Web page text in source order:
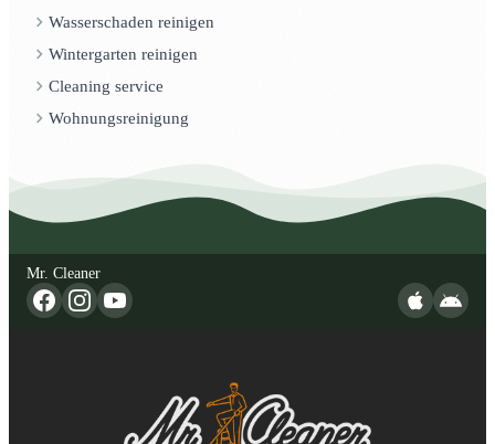
Wasserschaden reinigen
Wintergarten reinigen
Cleaning service
Wohnungsreinigung
Mr. Cleaner